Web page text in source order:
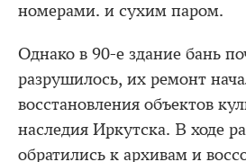
номерами. и сухим паром.
Однако в 90-е здание бань
разрушилось, их ремонт
восстановления объектов
наследия Иркутска. В ходе
обратились к архивам и